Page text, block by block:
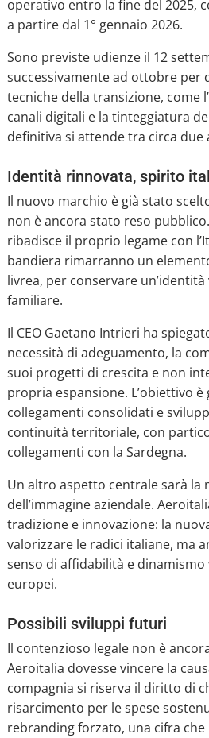
operativo entro la fine del 2025,
a partire dal 1° gennaio 2026.
Sono previste udienze il 12
successivamente ad ottobre per
tecniche della transizione, come
canali digitali e la tinteggiatura
definitiva si attende tra circa due
Identità rinnovata, spirito
Il nuovo marchio è già stato
non è ancora stato reso
ribadisce il proprio legame con
bandiera rimarranno un
livrea, per conservare
familiare.
Il CEO Gaetano Intrieri ha
necessità di adeguamento, la
suoi progetti di crescita e non
propria espansione. L’obiettivo è
collegamenti consolidati e
continuità territoriale, con
collegamenti con la Sardegna.
Un altro aspetto centrale sarà la
dell’immagine aziendale.
tradizione e innovazione: la
valorizzare le radici italiane, ma
senso di affidabilità e
europei.
Possibili sviluppi futuri
Il contenzioso legale non è
Aeroitalia dovesse vincere la
compagnia si riserva il diritto di
risarcimento per le spese
rebranding forzato, una cifra